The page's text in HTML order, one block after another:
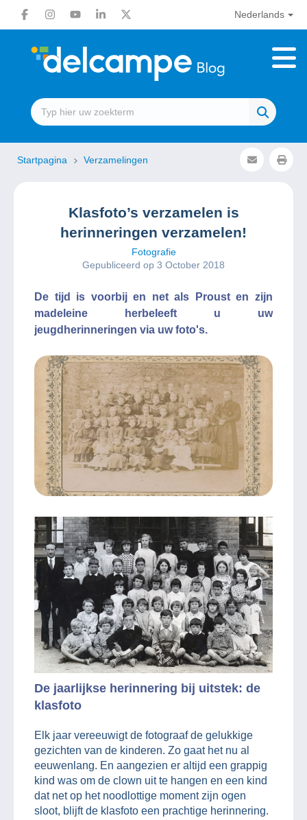
Nederlands
Startpagina Verzamelingen
Klasfoto’s verzamelen is
herinneringen verzamelen!
Fotografie
Gepubliceerd op 3 October 2018
De tijd is voorbij en net als Proust en zijn
madeleine herbeleeft u uw
jeugdherinneringen via uw foto's.
De jaarlijkse herinnering bij uitstek: de
klasfoto
Elk jaar vereeuwigt de fotograaf de gelukkige
gezichten van de kinderen. Zo gaat het nu al
eeuwenlang. En aangezien er altijd een grappig
kind was om de clown uit te hangen en een kind
dat net op het noodlottige moment zijn ogen
sloot, blijft de klasfoto een prachtige herinnering.